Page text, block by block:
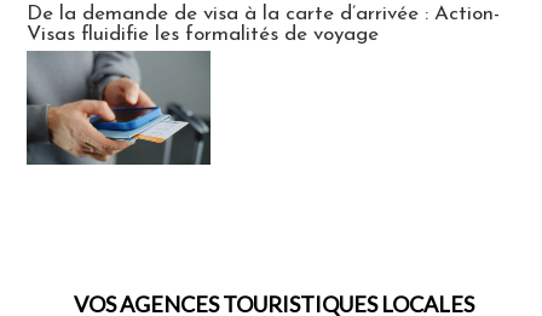
De la demande de visa à la carte d’arrivée : Action-
Visas fluidifie les formalités de voyage
VOS AGENCES TOURISTIQUES LOCALES